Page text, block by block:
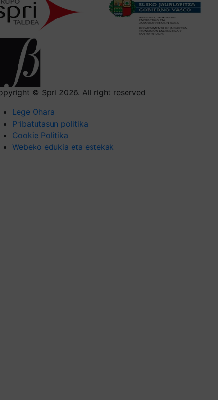
© Spri 2026. All right reserved
Lege Ohara
Pribatutasun politika
Cookie Politika
Webeko edukia eta estekak